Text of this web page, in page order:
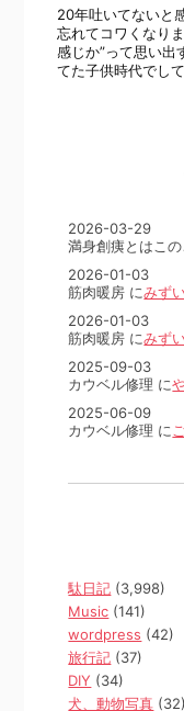
20年吐いてないと
忘れてコワくなり
感じか”って思い出
てた子供時代でし
2026-03-29
満身創痍とはこ
2026-01-03
筋肉暖房 にみず
2026-01-03
筋肉暖房 にみず
2025-09-03
カウベル修理 に
2025-06-09
カウベル修理 に
駄日記 (3,998)
Music (141)
wordpress (42)
旅行記 (37)
DIY (34)
犬、動物写真 (32)